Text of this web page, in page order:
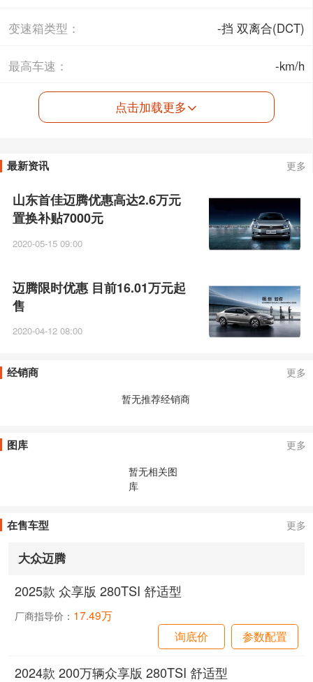
变速箱类型： -挡 双离合(DCT)
最高车速： -km/h
点击加载更多
最新资讯 更多
山东首佳迈腾优惠高达2.6万元
置换补贴7000元
2020-05-15 09:00
迈腾限时优惠 目前16.01万元起
售
2020-04-12 08:00
经销商
更多
暂无推荐经销商
图库
更多
暂无相关图
库
在售车型 更多
大众迈腾
2025款 众享版 280TSI 舒适型
厂商指导价： 17.49万
询底价
参数配置
2024款 200万辆众享版 280TSI 舒适型